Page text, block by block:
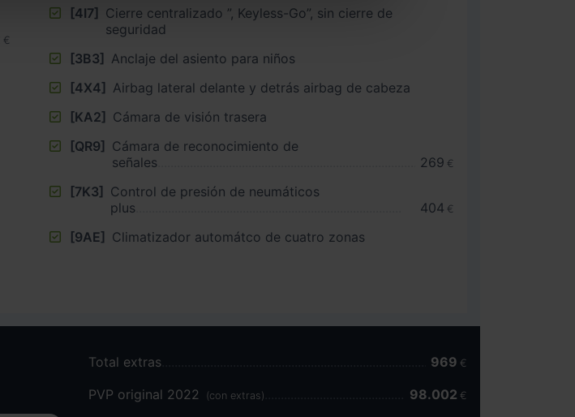
€
[4I7] Cierre centralizado ”, Keyless-Go”, sin cierre de
seguridad
[3B3] Anclaje del asiento para niños
[4X4] Airbag lateral delante y detrás airbag de cabeza
[KA2] Cámara de visión trasera
[QR9] Cámara de reconocimiento de
señales
269 €
[7K3] Control de presión de neumáticos
plus
404 €
[9AE] Climatizador automátco de cuatro zonas
Total extras 969 €
PVP original 2022 (con extras) 98.002 €